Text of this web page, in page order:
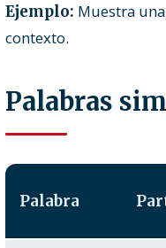
Ejemplo: Muestra
contexto.
Palabras
Palabra